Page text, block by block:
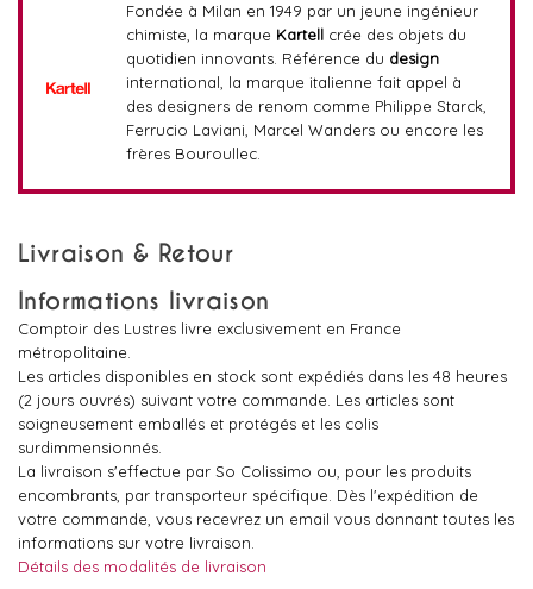
Fondée à Milan en 1949 par un jeune ingénieur
chimiste, la marque Kartellcrée des objets du
quotidien innovants. Référence du design
international, la marque italienne fait appel à
des designers de renom comme Philippe Starck,
Ferrucio Laviani, Marcel Wanders ou encore les
frères Bouroullec.
Livraison & Retour
Informations livraison
Comptoir des Lustres livre exclusivement en France
métropolitaine.
Les articles disponibles en stock sont expédiés dans les 48 heures
(2 jours ouvrés) suivant votre commande. Les articles sont
soigneusement emballés et protégés et les colis
surdimmensionnés.
La livraison s'effectue par So Colissimo ou, pour les produits
encombrants, par transporteur spécifique. Dès l'expédition de
votre commande, vous recevrez un email vous donnant toutes les
informations sur votre livraison.
Détails des modalités de livraison